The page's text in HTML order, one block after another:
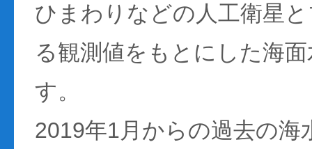
ひまわりなどの人工衛星
る観測値をもとにした海
す。
2019年1月からの過去の海